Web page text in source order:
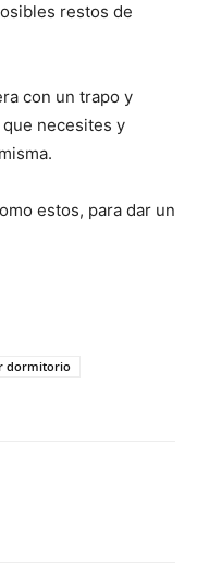
restos de
con un trapo y
necesites y
estos, para dar un
dormitorio